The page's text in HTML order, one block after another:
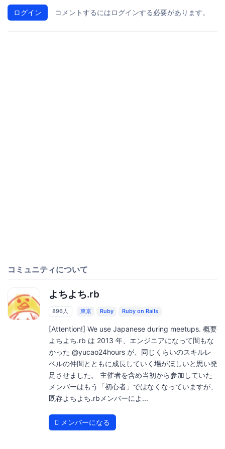
ログイン コメントするにはログインする必要があります。
コミュニティについて
よちよち.rb
896人 東京 Ruby Ruby on Rails
[Attention!] We use Japanese during meetups. 概要
よちよち.rb は 2013 年、エンジニアになって間もな
かった @yucao24hours が、同じくらいのスキルレ
ベルの仲間とともに成長していく場がほしいと思い発
足させました。 主催者を含め当初から参加していた
メンバーはもう「初心者」ではなくなっていますが、
既存よちよち.rbメンバーによ...
メンバーになる